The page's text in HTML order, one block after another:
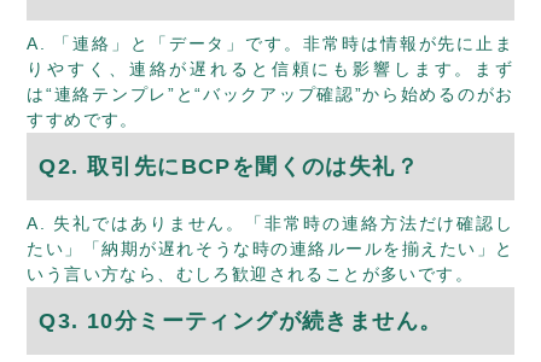
A. 「連絡」と「データ」です。非常時は情報が先に止ま
りやすく、連絡が遅れると信頼にも影響します。まず
は“連絡テンプレ”と“バックアップ確認”から始めるのがお
すすめです。
Q2. 取引先にBCPを聞くのは失礼？
A. 失礼ではありません。「非常時の連絡方法だけ確認し
たい」「納期が遅れそうな時の連絡ルールを揃えたい」と
いう言い方なら、むしろ歓迎されることが多いです。
Q3. 10分ミーティングが続きません。